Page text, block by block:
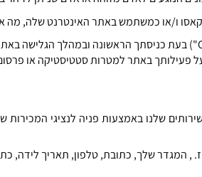
ו/או כמשתמש באתר האינטרנט שלה, מה
בעת כניסתך הראשונה ובמהלך הגלישה
פעילותך באתר למטרות סטטיסטיקה או
שלנו באמצעות פניה לנציגי המכירות
ז. , המגדר שלך, כתובת,טלפון, תאריך לידה,